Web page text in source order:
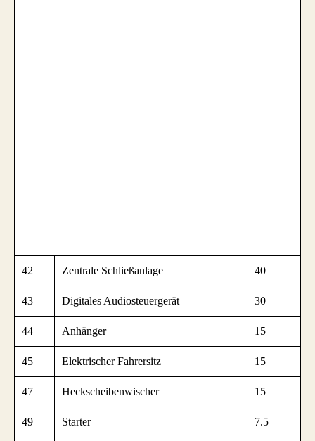
42 Zentrale Schließanlage 40
43 Digitales Audiosteuergerät 30
44 Anhänger 15
45 Elektrischer Fahrersitz 15
47 Heckscheibenwischer 15
49 Starter 7.5